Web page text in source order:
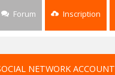
Forum Inscription
NETWORK ACCOUNT